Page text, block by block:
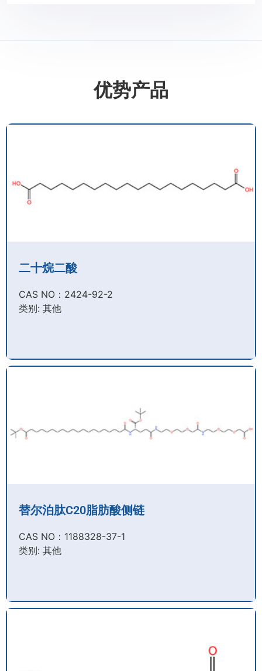
优势产品
二十烷二酸
CAS NO：2424-92-2​
类别: 其他
替尔泊肽C20脂肪酸侧链
CAS NO：1188328-37-1
类别: 其他